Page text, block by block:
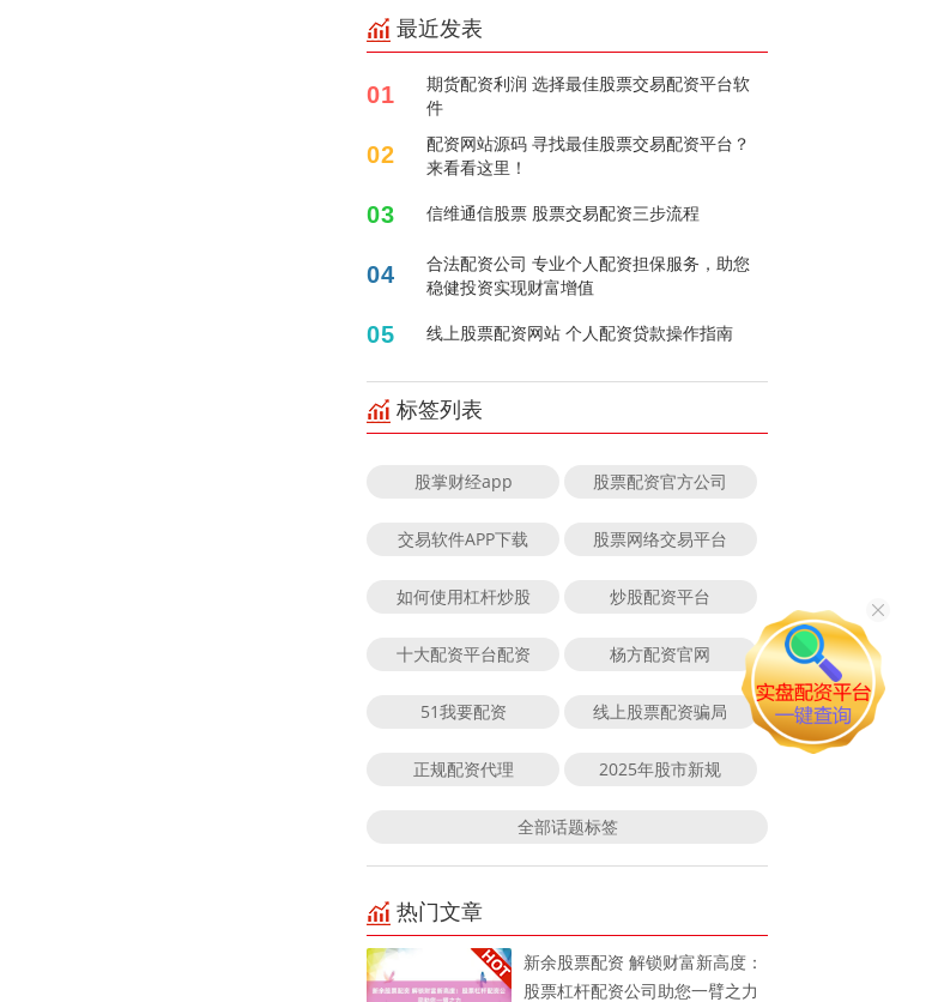
最近发表
01
期货配资利润 选择最佳股票交易配资平台软
件
02
配资网站源码 寻找最佳股票交易配资平台？
来看看这里！
03 信维通信股票 股票交易配资三步流程
04
合法配资公司 专业个人配资担保服务，助您
稳健投资实现财富增值
05 线上股票配资网站 个人配资贷款操作指南
标签列表
股掌财经app 股票配资官方公司
交易软件APP下载 股票网络交易平台
如何使用杠杆炒股 炒股配资平台
十大配资平台配资 杨方配资官网
51我要配资 线上股票配资骗局
正规配资代理 2025年股市新规
全部话题标签
热门文章
新余股票配资 解锁财富新高度：
股票杠杆配资公司助您一臂之力